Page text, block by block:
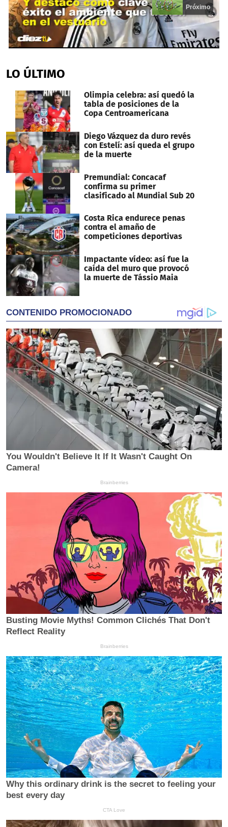
of
14
Próximo
LO ÚLTIMO
Olimpia celebra: así quedó la
tabla de posiciones de la
Copa Centroamericana
Diego Vázquez da duro revés
con Estelí: así queda el grupo
de la muerte
Premundial: Concacaf
confirma su primer
clasificado al Mundial Sub 20
Costa Rica endurece penas
contra el amaño de
competiciones deportivas
Impactante vídeo: así fue la
caída del muro que provocó
la muerte de Tássio Maia